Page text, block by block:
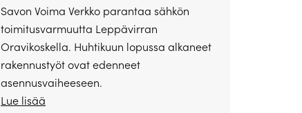
Savon Voima Verkko parantaa sähkön
toimitusvarmuutta Leppävirran
Oravikoskella. Huhtikuun lopussa alkaneet
rakennustyöt ovat edenneet
asennusvaiheeseen.
Lue lisää